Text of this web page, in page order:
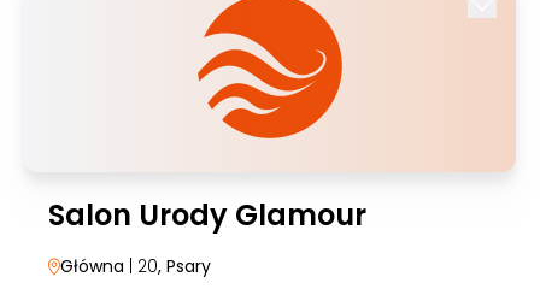
Salon Urody Glamour
Główna | 20, Psary